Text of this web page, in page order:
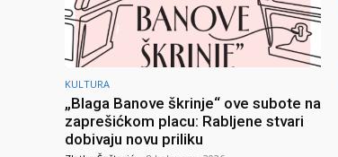
KULTURA
„Blaga Banove škrinje“ ove subote na
zaprešićkom placu: Rabljene stvari
dobivaju novu priliku